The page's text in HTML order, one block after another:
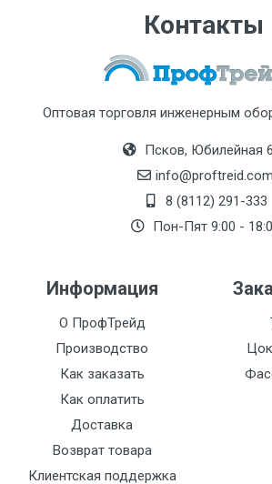
Контакты
Оптовая торговля инженерным
Псков, Юбилейная
info@proftreid.com
8 (8112) 291-333
Пон-Пят 9:00 -
Информация
О ПрофТрейд
Производство
Как заказать
Как оплатить
Доставка
Возврат товара
Клиентская поддержка